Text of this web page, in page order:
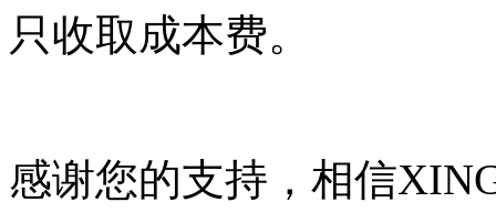
只收取成本费。
感谢您的支持，相信